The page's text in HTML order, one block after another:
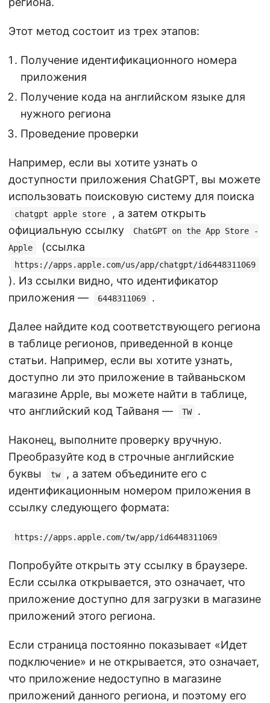
Этот метод состоит из трех этапов:
Получение идентификационного номера
приложения
Получение кода на английском языке для
нужного региона
Проведение проверки
Например, если вы хотите узнать о
доступности приложения ChatGPT, вы можете
использовать поисковую систему для поиска
chatgpt apple store
, а затем открыть
официальную ссылку
ChatGPT on the App Store -
Apple
(ссылка
https://apps.apple.com/us/app/chatgpt/id6448311069
). Из ссылки видно, что идентификатор
приложения —
6448311069 .
Далее найдите код соответствующего региона
в таблице регионов, приведенной в конце
статьи. Например, если вы хотите узнать,
доступно ли это приложение в тайваньском
магазине Apple, вы можете найти в таблице,
что английский код Тайваня —
TW .
Наконец, выполните проверку вручную.
Преобразуйте код в строчные английские
буквы
tw
, а затем объедините его с
идентификационным номером приложения в
ссылку следующего формата:
https://apps.apple.com/tw/app/id6448311069
Попробуйте открыть эту ссылку в браузере.
Если ссылка открывается, это означает, что
приложение доступно для загрузки в магазине
приложений этого региона.
Если страница постоянно показывает «Идет
подключение» и не открывается, это означает,
что приложение недоступно в магазине
приложений данного региона, и поэтому его